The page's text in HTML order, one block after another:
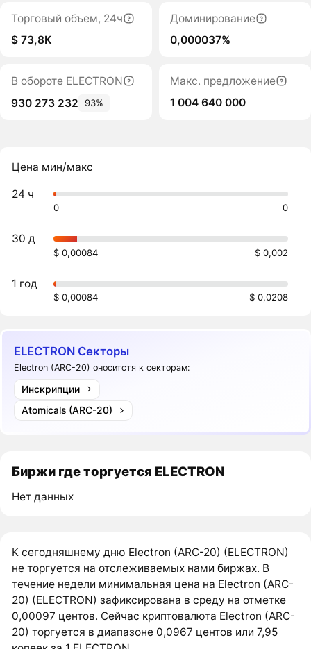
Торговый объем, 24ч
$ 73,8K
Доминирование
0,000037%
В обороте ELECTRON
930 273 232
93%
Макс. предложение
1 004 640 000
Цена мин/макс
24 ч
0 0
30 д
$ 0,00084 $ 0,002
1 год
$ 0,00084 $ 0,0208
ELECTRON Секторы
Electron (ARC-20) оноситстя к секторам:
Инскрипции
Atomicals (ARC-20)
Биржи где торгуется ELECTRON
Нет данных
К сегодняшнему дню Electron (ARC-20) (ELECTRON)
не торгуется на отслеживаемых нами биржах. В
течение недели минимальная цена на Electron (ARC-
20) (ELECTRON) зафиксирована в среду на отметке
0,00097 центов. Сейчас криптовалюта Electron (ARC-
20) торгуется в диапазоне 0,0967 центов или 7,95